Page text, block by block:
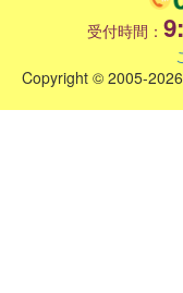
受付時間：
Copyright © 2005-